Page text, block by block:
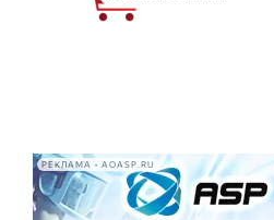
РЕКЛАМА • AOASP.RU